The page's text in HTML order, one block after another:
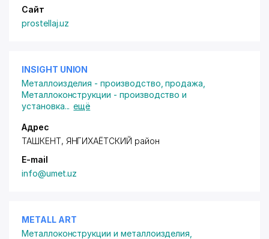
Сайт
prostellaj.uz
INSIGHT UNION
Металлоизделия - производство, продажа
Металлоконструкции - производство и
установка... ещё
Адрес
ТАШКЕНТ, ЯНГИХАЁТСКИЙ район
E-mail
info@umet.uz
METALL ART
Металлоконструкции и металлоизделия